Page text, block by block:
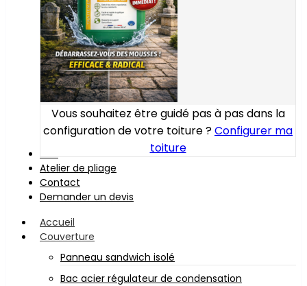
Vous souhaitez être guidé pas à pas dans la
configuration de votre toiture ?Configurer ma
toiture
Atelier de pliage
Contact
Demander un devis
Accueil
Couverture
Panneau sandwich isolé
Bac acier régulateur de condensation